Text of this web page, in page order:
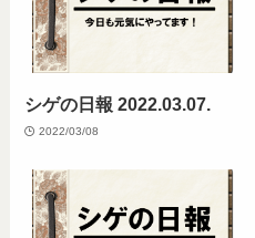
シゲの日報 2022.03.07.
2022/03/08